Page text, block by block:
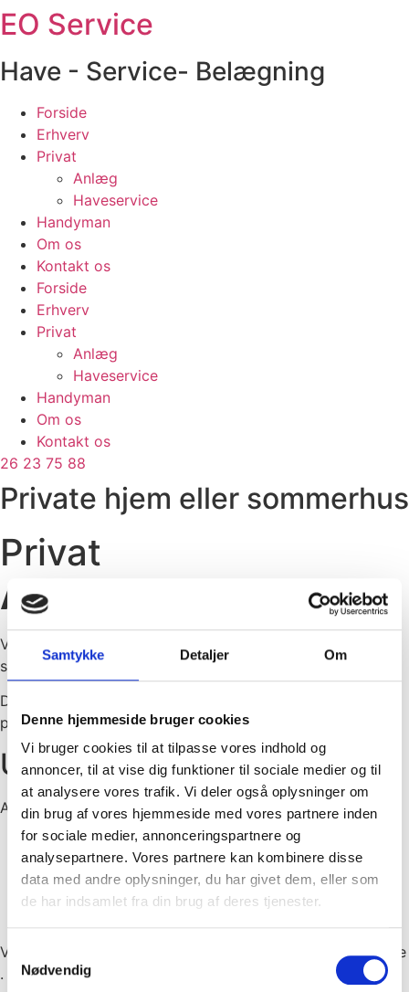
Samtykke Detaljer Om
Denne hjemmeside bruger cookies
Vi bruger cookies til at tilpasse vores indhold og
annoncer, til at vise dig funktioner til sociale medier og til
at analysere vores trafik. Vi deler også oplysninger om
din brug af vores hjemmeside med vores partnere inden
for sociale medier, annonceringspartnere og
analysepartnere. Vores partnere kan kombinere disse
data med andre oplysninger, du har givet dem, eller som
de har indsamlet fra din brug af deres tjenester.
Samtykkevalg
Nødvendig
Videre
til
indhold
EO Service
Have - Service- Belægning
Forside
Erhverv
Privat
Anlæg
Haveservice
Handyman
Om os
Kontakt os
Forside
Erhverv
Privat
Anlæg
Haveservice
Handyman
Om os
Kontakt os
26 23 75 88
Private hjem eller sommerhus
Privat
Anlæg
Vi udfører anlægsopgaver ved dit private hjem, eller ved
sommerhuset.
Det kan omhandle anlæg eller omlægning af bestående
plæne, terrasse eller flisegange.
Udvendig vedligehold:
Anlæg- eller omlægning:
Af haver
Af plæner
Af belægningsarbejde som terrasser, flisegange ol
Rådgivning
Vi kommer gerne og laver et tilbud/overslag på en opgave
.